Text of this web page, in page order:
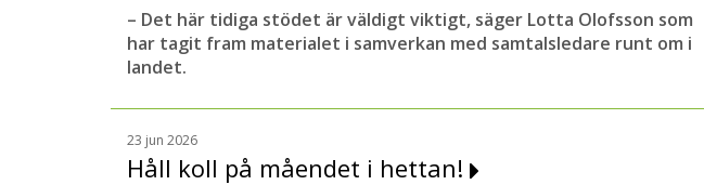
– Det här tidiga stödet är väldigt viktigt, säger Lotta Olofsson som
har tagit fram materialet i samverkan med samtalsledare runt om i
landet.
23 jun 2026
Håll koll på måendet i hettan!